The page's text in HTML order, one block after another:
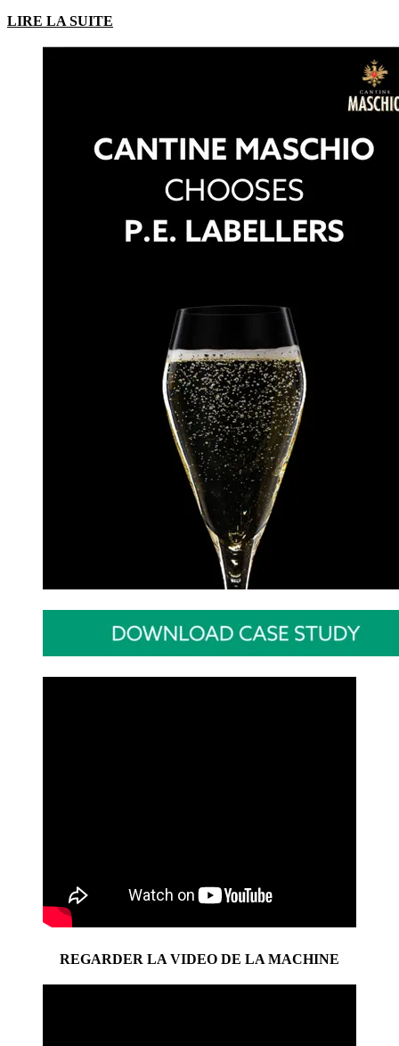
LIRE LA SUITE
REGARDER LA VIDEO DE LA MACHINE